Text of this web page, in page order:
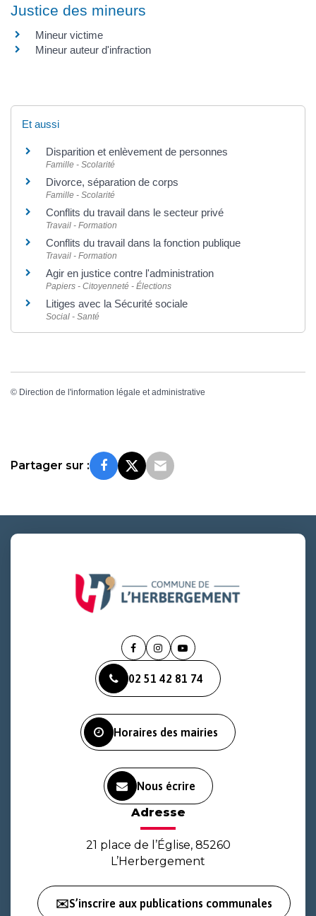
Justice des mineurs
Mineur victime
Mineur auteur d'infraction
Et aussi
Disparition et enlèvement de personnes
Famille - Scolarité
Divorce, séparation de corps
Famille - Scolarité
Conflits du travail dans le secteur privé
Travail - Formation
Conflits du travail dans la fonction publique
Travail - Formation
Agir en justice contre l'administration
Papiers - Citoyenneté - Élections
Litiges avec la Sécurité sociale
Social - Santé
© Direction de l'information légale et administrative
Partager sur :
Lien
le
compte
Lien
le
compte
Lien
la
chaîne
02 51 42 81 74
Horaires des mairies
Nous écrire
Adresse
21 place de l’Église, 85260
L’Herbergement
✉️S’inscrire aux publications communales